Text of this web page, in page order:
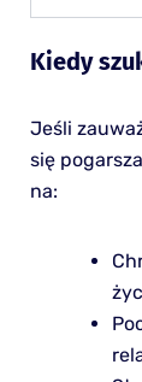
Kiedy
Jeśli
się
na: